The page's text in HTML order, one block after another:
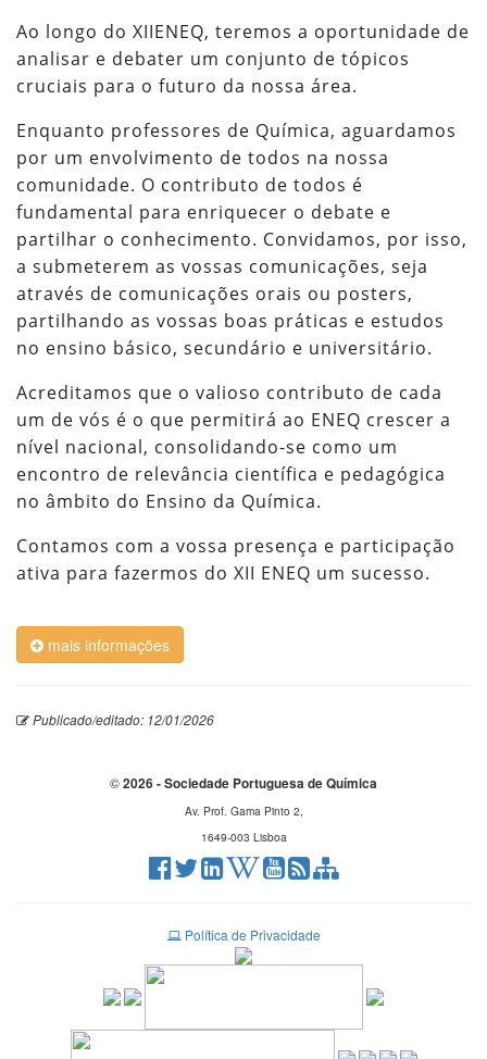
Ao longo do XIIENEQ, teremos a oportunidade de
analisar e debater um conjunto de tópicos
cruciais para o futuro da nossa área.
Enquanto professores de Química, aguardamos
por um envolvimento de todos na nossa
comunidade. O contributo de todos é
fundamental para enriquecer o debate e
partilhar o conhecimento. Convidamos, por isso,
a submeterem as vossas comunicações, seja
através de comunicações orais ou posters,
partilhando as vossas boas práticas e estudos
no ensino básico, secundário e universitário.
Acreditamos que o valioso contributo de cada
um de vós é o que permitirá ao ENEQ crescer a
nível nacional, consolidando-se como um
encontro de relevância científica e pedagógica
no âmbito do Ensino da Química.
Contamos com a vossa presença e participação
ativa para fazermos do XII ENEQ um sucesso.
mais informações
Publicado/editado: 12/01/2026
©2026 - Sociedade Portuguesa de Química
Av. Prof. Gama Pinto 2,
1649-003 Lisboa
Política de Privacidade